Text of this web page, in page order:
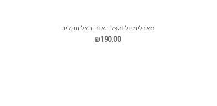
סאבלימינל והצל האור והצל תקליט
₪190.00